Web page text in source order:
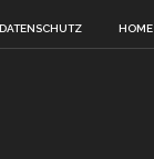
HOME